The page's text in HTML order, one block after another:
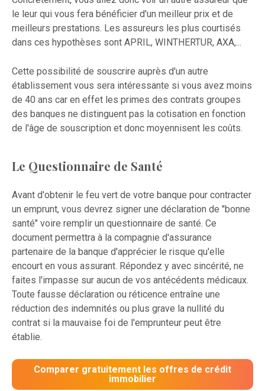
le leur qui vous fera bénéficier d'un meilleur prix et de
meilleurs prestations. Les assureurs les plus courtisés
dans ces hypothèses sont APRIL, WINTHERTUR, AXA,...
Cette possibilité de souscrire auprès d'un autre
établissement vous sera intéressante si vous avez moins
de 40 ans car en effet les primes des contrats groupes
des banques ne distinguent pas la cotisation en fonction
de l'âge de souscription et donc moyennisent les coûts.
Le Questionnaire de Santé
Avant d'obtenir le feu vert de votre banque pour contracter
un emprunt, vous devrez signer une déclaration de "bonne
santé" voire remplir un questionnaire de santé. Ce
document permettra à la compagnie d'assurance
partenaire de la banque d'apprécier le risque qu'elle
encourt en vous assurant. Répondez y avec sincérité, ne
faites l'impasse sur aucun de vos antécédents médicaux.
Toute fausse déclaration ou réticence entraîne une
réduction des indemnités ou plus grave la nullité du
contrat si la mauvaise foi de l'emprunteur peut être
établie.
Comparer gratuitement les offres de crédit
immobilier